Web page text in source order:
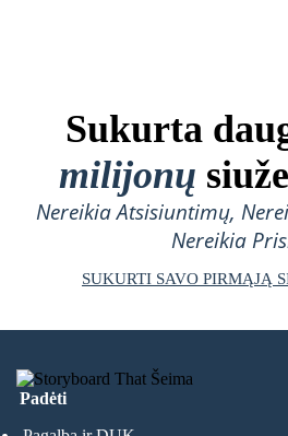
Sukurta
milijonų
Nereikia Atsisiuntimų,
Nereikia
SUKURTI SAVO PIRMĄJĄ
Padėti